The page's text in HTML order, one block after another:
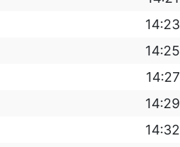
14:23
14:25
14:27
14:29
14:32